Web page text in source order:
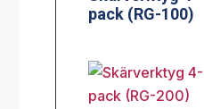
pack (RG-100)